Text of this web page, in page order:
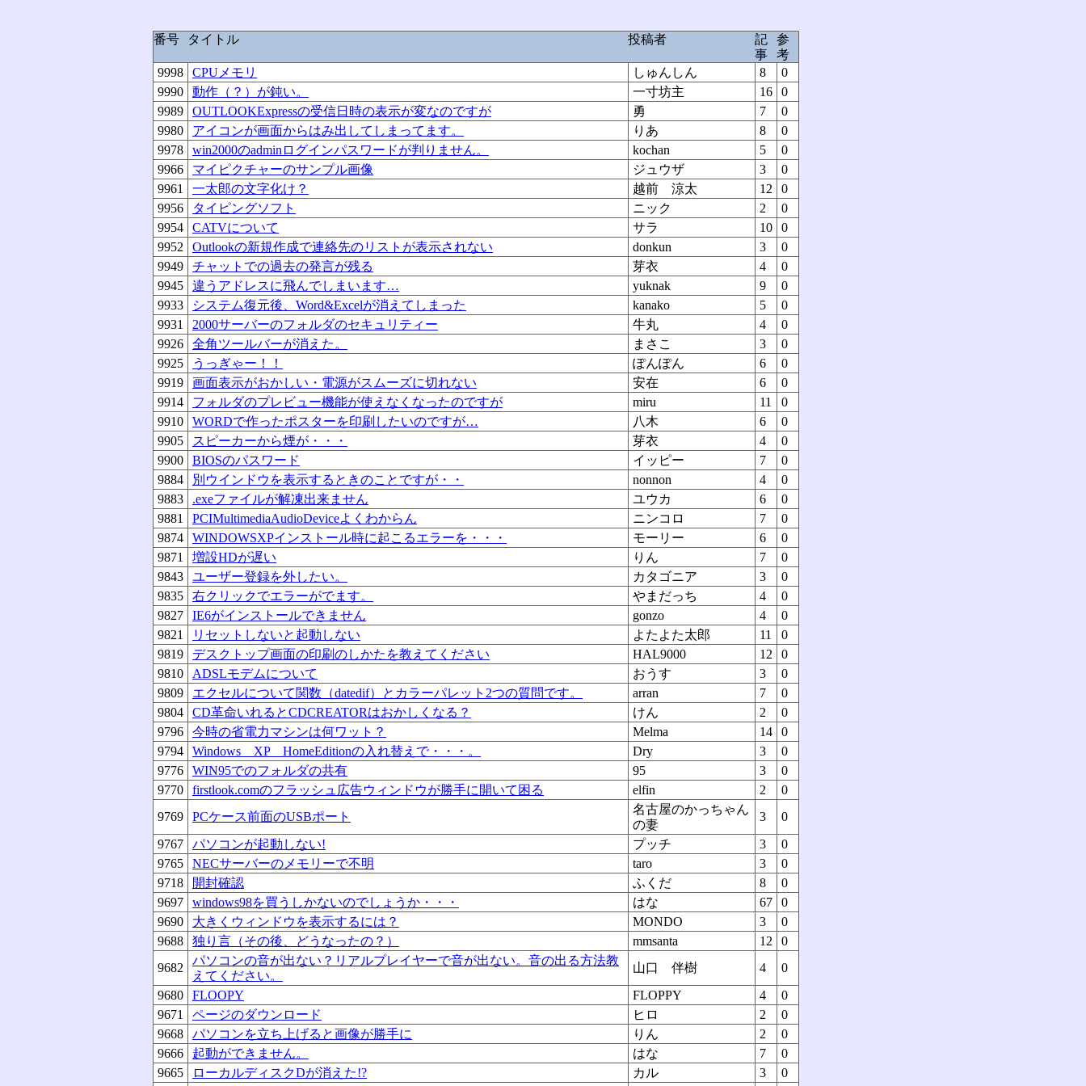
番号 タイトル 投稿者
記
事
参
考
9998
CPUメモリ しゅんしん 8
0
9990
動作（？）が鈍い。 一寸坊主 16
0
9989
OUTLOOKExpressの受信日時の表示が変なのですが 勇 7
0
9980
アイコンが画面からはみ出してしまってます。 りあ 8
0
9978
win2000のadminログインパスワードが判りません。 kochan 5
0
9966
マイピクチャーのサンプル画像 ジュウザ 3
0
9961
一太郎の文字化け？ 越前 涼太 12
0
9956
タイピングソフト ニック 2
0
9954
CATVについて サラ 10
0
9952
Outlookの新規作成で連絡先のリストが表示されない donkun 3
0
9949
チャットでの過去の発言が残る 芽衣 4
0
9945
違うアドレスに飛んでしまいます… yuknak 9
0
9933
システム復元後、Word&Excelが消えてしまった kanako 5
0
9931
2000サーバーのフォルダのセキュリティー 牛丸 4
0
9926
全角ツールバーが消えた。 まさこ 3
0
9925
うっぎゃー！！ ぽんぽん 6
0
9919
画面表示がおかしい・電源がスムーズに切れない 安在 6
0
9914
フォルダのプレビュー機能が使えなくなったのですが miru 11
0
9910
WORDで作ったポスターを印刷したいのですが… 八木 6
0
9905
スピーカーから煙が・・・ 芽衣 4
0
9900
BIOSのパスワード イッピー 7
0
9884
別ウインドウを表示するときのことですが・・ nonnon 4
0
9883
.exeファイルが解凍出来ません ユウカ 6
0
9881
PCIMultimediaAudioDeviceよくわからん ニンコロ 7
0
9874
WINDOWSXPインストール時に起こるエラーを・・・ モーリー 6
0
9871
増設HDが遅い りん 7
0
9843
ユーザー登録を外したい。 カタゴニア 3
0
9835
右クリックでエラーがでます。 やまだっち 4
0
9827
IE6がインストールできません gonzo 4
0
9821
リセットしないと起動しない よたよた太郎 11
0
9819
デスクトップ画面の印刷のしかたを教えてください HAL9000 12
0
9810
ADSLモデムについて おうす 3
0
9809
エクセルについて関数（datedif）とカラーパレット2つの質問です。 arran 7
0
9804
CD革命いれるとCDCREATORはおかしくなる？ けん 2
0
9796
今時の省電力マシンは何ワット？ Melma 14
0
9794
Windows XP HomeEditionの入れ替えで・・・。 Dry 3
0
9776
WIN95でのフォルダの共有 95 3
0
9770
firstlook.comのフラッシュ広告ウィンドウが勝手に開いて困る elfin 2
0
9769
PCケース前面のUSBポート
名古屋のかっちゃん
の妻
3
0
9767
パソコンが起動しない! プッチ 3
0
9765
NECサーバーのメモリーで不明 taro 3
0
9718
開封確認 ふくだ 8
0
9697
windows98を買うしかないのでしょうか・・・ はな 67
0
9690
大きくウィンドウを表示するには？ MONDO 3
0
9688
独り言（その後、どうなったの？） mmsanta 12
0
9682
パソコンの音が出ない？リアルプレイヤーで音が出ない。音の出る方法教
えてください。
山口 伴樹 4
0
9680
FLOOPY FLOPPY 4
0
9671
ページのダウンロード ヒロ 2
0
9668
パソコンを立ち上げると画像が勝手に りん 2
0
9666
起動ができません。 はな 7
0
9665
ローカルディスクDが消えた!? カル 3
0